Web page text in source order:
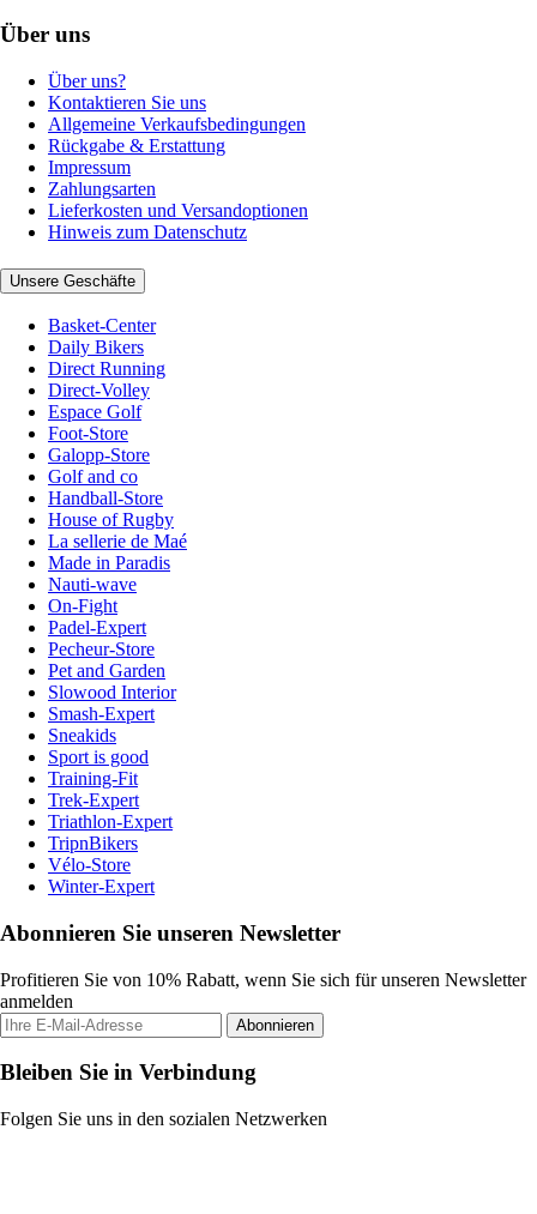
Über uns
Über uns?
Kontaktieren Sie uns
Allgemeine Verkaufsbedingungen
Rückgabe & Erstattung
Impressum
Zahlungsarten
Lieferkosten und Versandoptionen
Hinweis zum Datenschutz
Unsere Geschäfte
Basket-Center
Daily Bikers
Direct Running
Direct-Volley
Espace Golf
Foot-Store
Galopp-Store
Golf and co
Handball-Store
House of Rugby
La sellerie de Maé
Made in Paradis
Nauti-wave
On-Fight
Padel-Expert
Pecheur-Store
Pet and Garden
Slowood Interior
Smash-Expert
Sneakids
Sport is good
Training-Fit
Trek-Expert
Triathlon-Expert
TripnBikers
Vélo-Store
Winter-Expert
Abonnieren Sie unseren Newsletter
Profitieren Sie von 10% Rabatt, wenn Sie sich für unseren Newsletter
anmelden
Abonnieren
Bleiben Sie in Verbindung
Folgen Sie uns in den sozialen Netzwerken